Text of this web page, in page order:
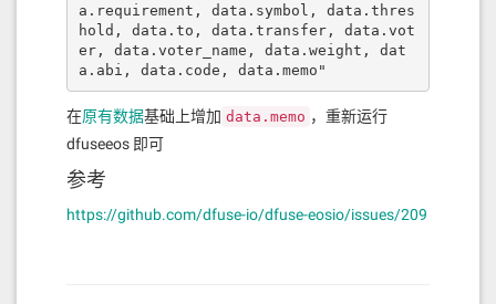
a.requirement, data.symbol, data.thres
hold, data.to, data.transfer, data.vot
er, data.voter_name, data.weight, dat
a.abi, data.code, data.memo"
在原有数据基础上增加 data.memo ，重新运行
dfuseeos 即可
参考
https://github.com/dfuse-io/dfuse-eosio/issues/209